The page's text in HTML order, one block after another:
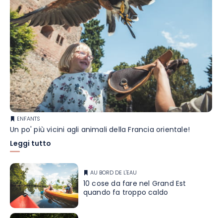
ENFANTS
Un po' più vicini agli animali della Francia orientale!
Leggi tutto
AU BORD DE L'EAU
10 cose da fare nel Grand Est
quando fa troppo caldo